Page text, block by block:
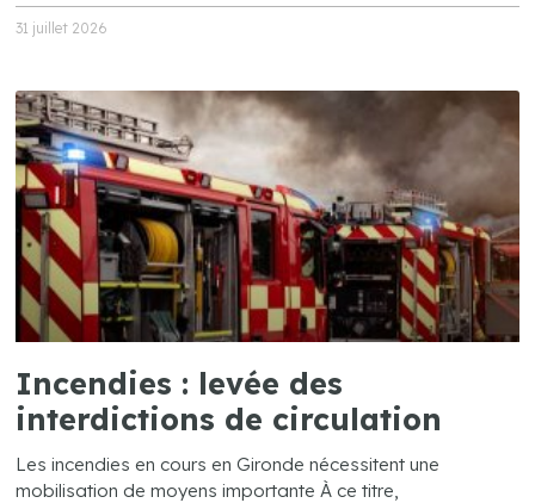
31 juillet 2026
Incendies : levée des
interdictions de circulation
Les incendies en cours en Gironde nécessitent une
mobilisation de moyens importante À ce titre,